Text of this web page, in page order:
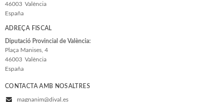
46003 València
España
ADREÇA FISCAL
Diputació Provincial de València:
Plaça Manises, 4
46003 València
España
CONTACTA AMB NOSALTRES
magnanim@dival.es